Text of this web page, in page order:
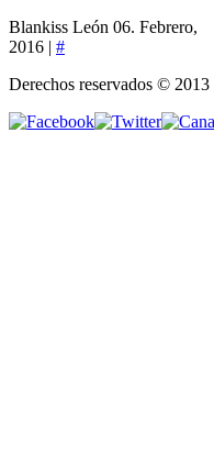
Blankiss León 06. Febrero,
2016 | #
Derechos reservados © 2013